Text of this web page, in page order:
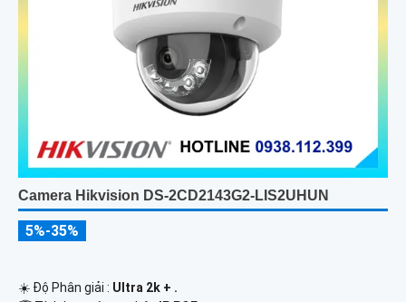
Camera Hikvision DS-2CD2143G2-LIS2UHUN
5%-35%
☀️ Độ Phân giải : Ultra 2k + .